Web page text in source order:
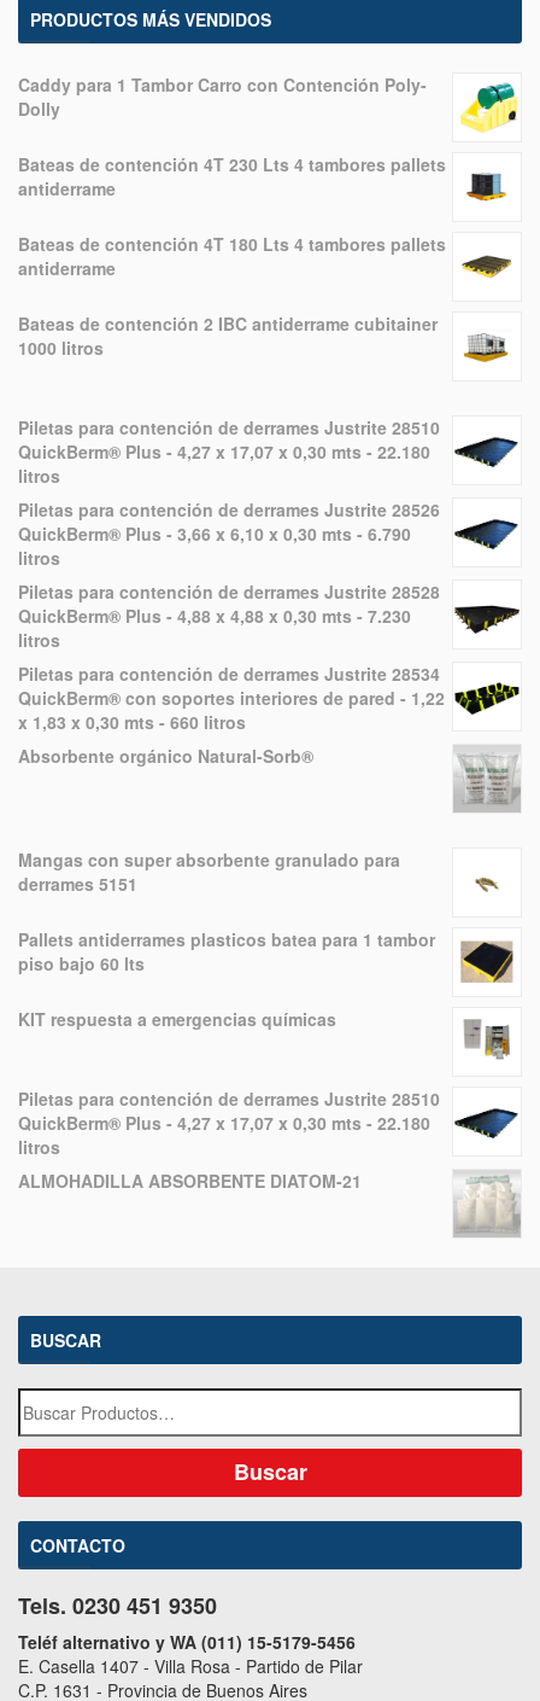
PRODUCTOS MÁS VENDIDOS
Caddy para 1 Tambor Carro con Contención Poly-
Dolly
Bateas de contención 4T 230 Lts 4 tambores pallets
antiderrame
Bateas de contención 4T 180 Lts 4 tambores pallets
antiderrame
Bateas de contención 2 IBC antiderrame cubitainer
1000 litros
Piletas para contención de derrames Justrite 28510
QuickBerm® Plus - 4,27 x 17,07 x 0,30 mts - 22.180
litros
Piletas para contención de derrames Justrite 28526
QuickBerm® Plus - 3,66 x 6,10 x 0,30 mts - 6.790
litros
Piletas para contención de derrames Justrite 28528
QuickBerm® Plus - 4,88 x 4,88 x 0,30 mts - 7.230
litros
Piletas para contención de derrames Justrite 28534
QuickBerm® con soportes interiores de pared - 1,22
x 1,83 x 0,30 mts - 660 litros
Absorbente orgánico Natural-Sorb®
Mangas con super absorbente granulado para
derrames 5151
Pallets antiderrames plasticos batea para 1 tambor
piso bajo 60 lts
KIT respuesta a emergencias químicas
Piletas para contención de derrames Justrite 28510
QuickBerm® Plus - 4,27 x 17,07 x 0,30 mts - 22.180
litros
ALMOHADILLA ABSORBENTE DIATOM-21
BUSCAR
CONTACTO
Tels. 0230 451 9350
Teléf alternativo y WA (011) 15-5179-5456
E. Casella 1407 - Villa Rosa - Partido de Pilar
C.P. 1631 - Provincia de Buenos Aires